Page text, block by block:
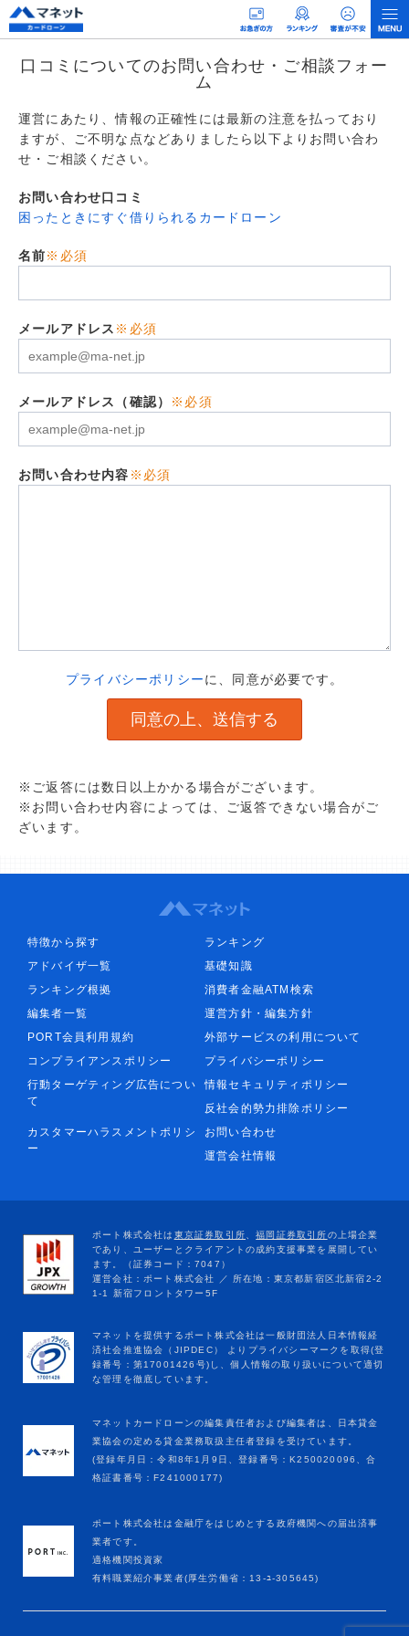
口コミについてのお問い合わせ・ご相談フォー
ム
運営にあたり、情報の正確性には最新の注意を払っており
ますが、ご不明な点などありましたら以下よりお問い合わ
せ・ご相談ください。
お問い合わせ口コミ
困ったときにすぐ借りられるカードローン
名前※必須
メールアドレス ※必須
メールアドレス（確認） ※必須
お問い合わせ内容 ※必須
プライバシーポリシーに、同意が必要です。
※ご返答には数日以上かかる場合がございます。
※お問い合わせ内容によっては、ご返答できない場合がご
ざいます。
特徴から探す
ランキング
アドバイザ一覧
基礎知識
ランキング根拠
消費者金融ATM検索
編集者一覧
運営方針・編集方針
PORT会員利用規約
外部サービスの利用について
コンプライアンスポリシー
プライバシーポリシー
行動ターゲティング広告につい
て
情報セキュリティポリシー
反社会的勢力排除ポリシー
カスタマーハラスメントポリシ
ー
お問い合わせ
運営会社情報
マネットカードローンの編集責任者および編集者は、日本貸金
業協会の定める貸金業務取扱主任者登録を受けています。
(登録年月日：令和8年1月9日、登録番号：K250020096、合
格証書番号：F241000177)
ポート株式会社は金融庁をはじめとする政府機関への届出済事
業者です。
適格機関投資家
有料職業紹介事業者(厚生労働省：13-ﾕ-305645)